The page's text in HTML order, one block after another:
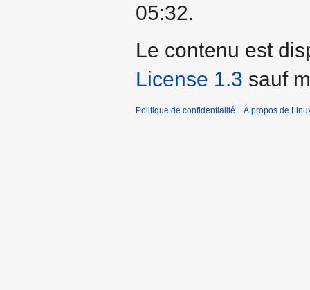
05:32.
Le contenu est
License 1.3 sauf
Politique de confidentialité À propos de